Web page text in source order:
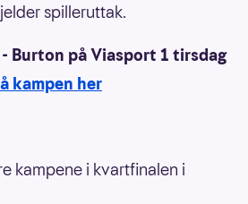
spilleruttak.
Burton på Viasport 1 tirsdag
kampen her
kampene i kvartfinalen i